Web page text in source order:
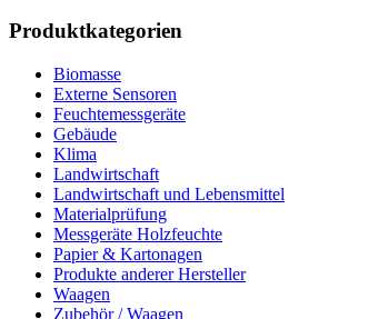
Produktkategorien
Biomasse
Externe Sensoren
Feuchtemessgeräte
Gebäude
Klima
Landwirtschaft
Landwirtschaft und Lebensmittel
Materialprüfung
Messgeräte Holzfeuchte
Papier & Kartonagen
Produkte anderer Hersteller
Waagen
Zubehör / Waagen